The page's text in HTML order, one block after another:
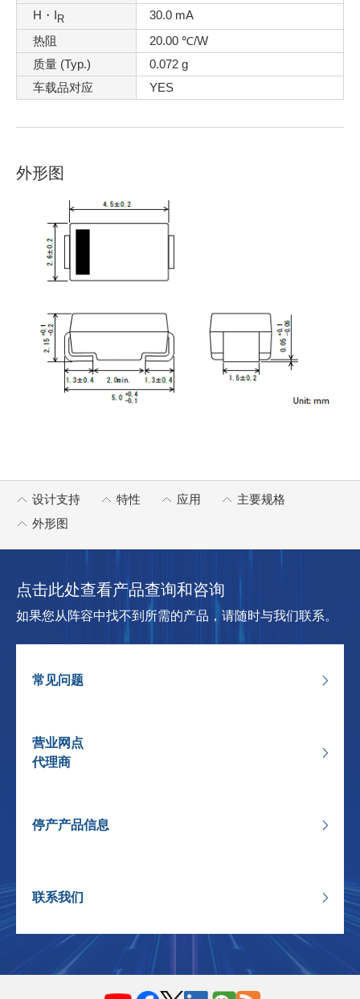
H・I R
30.0 mA
热阻
20.00 ℃/W
质量 (Typ.)
0.072 g
车载品对应
YES
外形图
设计支持 特性 应用
主要规格
外形图
点击此处查看产品查询和咨询
如果您从阵容中找不到所需的产品，请随时与我们联系。
常见问题
营业网点
代理商
停产产品信息
联系我们